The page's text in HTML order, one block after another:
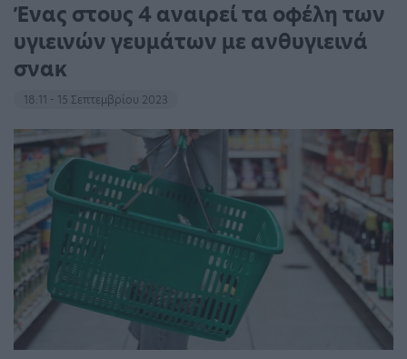
Ένας στους 4 αναιρεί τα οφέλη των
υγιεινών γευμάτων με ανθυγιεινά
σνακ
18:11 - 15 Σεπτεμβρίου 2023